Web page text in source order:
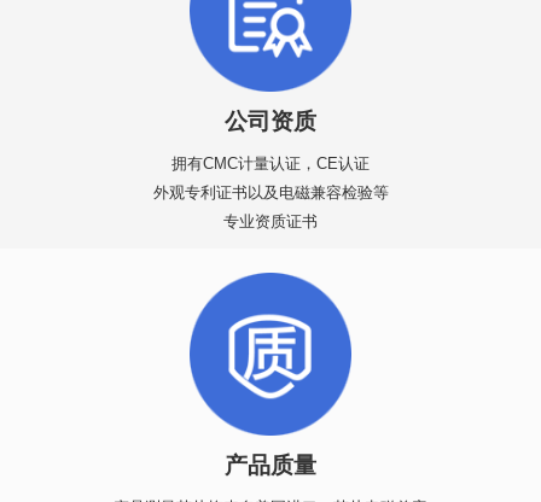
公司资质
拥有CMC计量认证，CE认证
外观专利证书以及电磁兼容检验等
专业资质证书
产品质量